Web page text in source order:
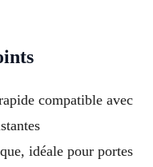
compatible avec
idéale pour portes